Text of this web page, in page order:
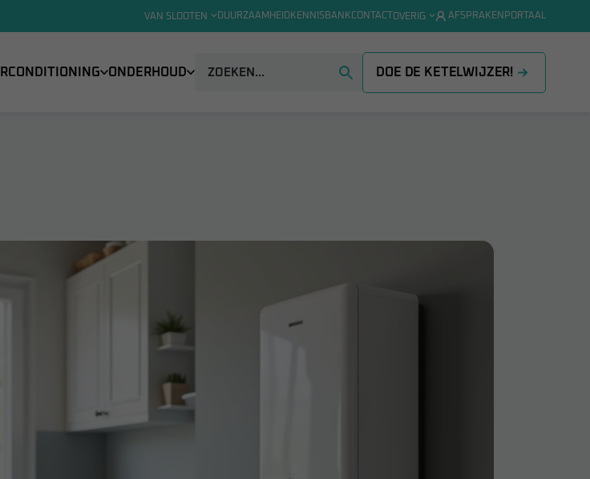
VAN SLOOTEN DUURZAAMHEIDKENNISBANKCONTACT OVERIG AFSPRAKENPORTAAL
ONDERHOUD DOE DE KETELWIJZER!